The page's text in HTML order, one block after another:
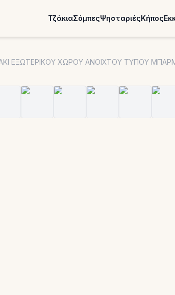
ΤζάκιαΣόμπεςΨησταριέςΚήπος
ΕΞΩΤΕΡΙΚΟΥ ΧΩΡΟΥ ΑΝΟΙΧΤΟΥ ΤΥΠΟΥ